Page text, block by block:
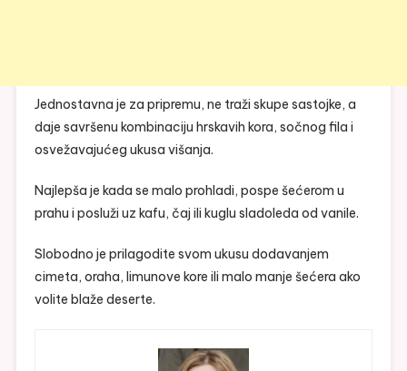
Jednostavna je za pripremu, ne traži skupe sastojke, a
daje savršenu kombinaciju hrskavih kora, sočnog fila i
osvežavajućeg ukusa višanja.
Najlepša je kada se malo prohladi, pospe šećerom u
prahu i posluži uz kafu, čaj ili kuglu sladoleda od vanile.
Slobodno je prilagodite svom ukusu dodavanjem
cimeta, oraha, limunove kore ili malo manje šećera ako
volite blaže deserte.